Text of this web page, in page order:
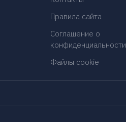
Правила сайта
Соглашение о
конфиденциальности
Файлы cookie